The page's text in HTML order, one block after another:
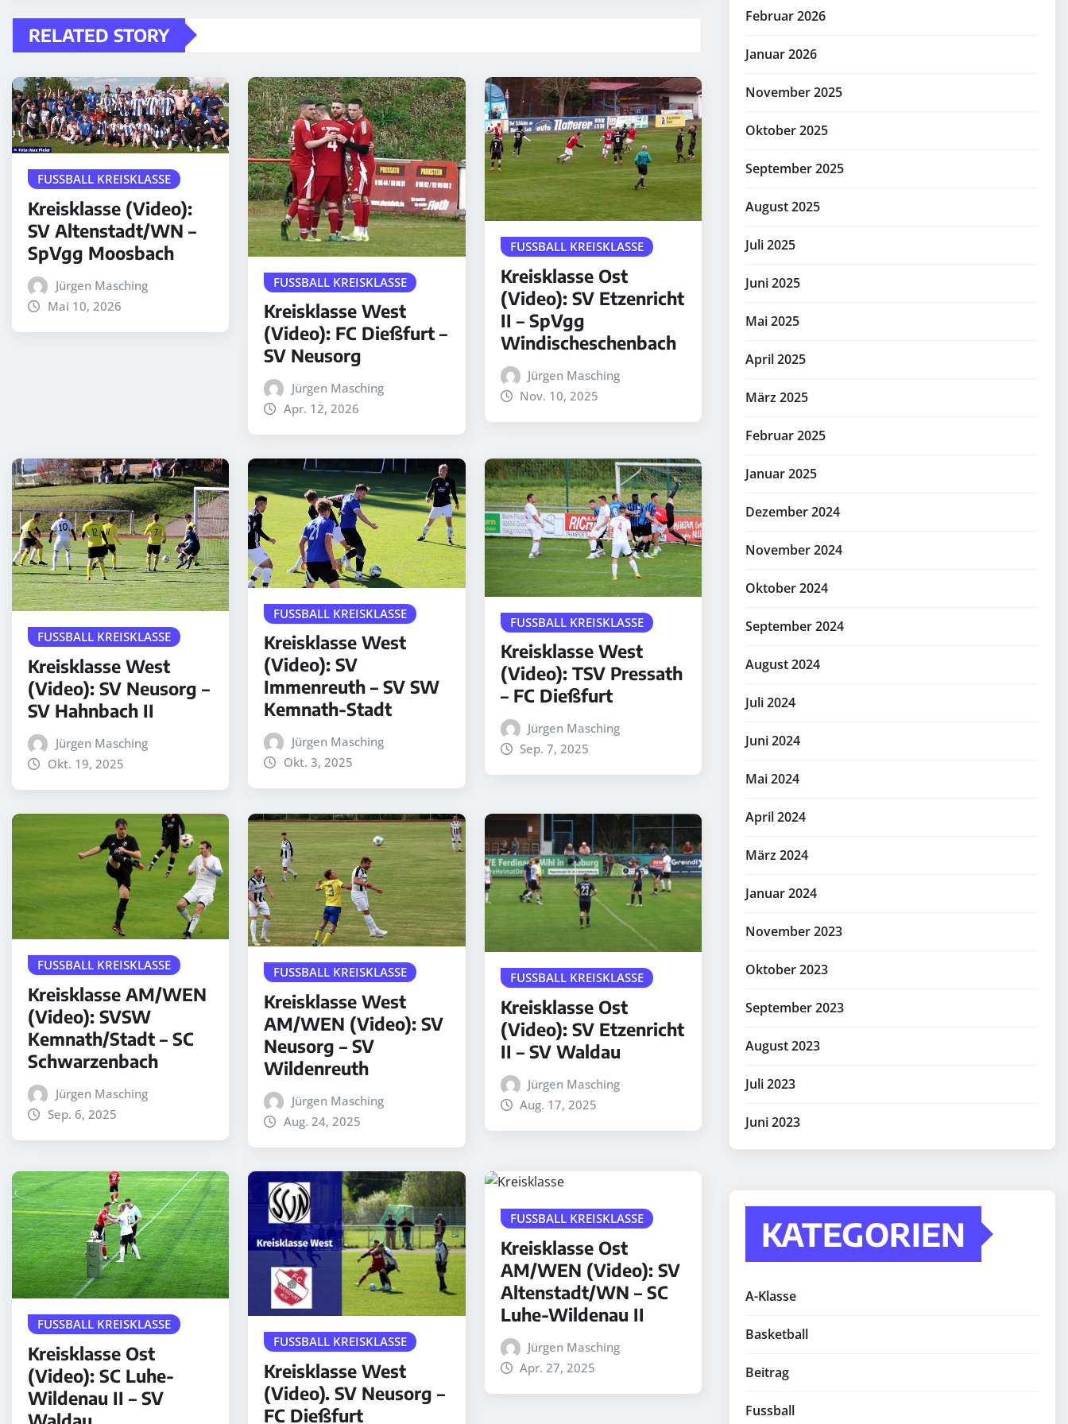
RELATED STORY
FUSSBALL KREISKLASSE
Kreisklasse (Video):
SV Altenstadt/WN –
SpVgg Moosbach
Jürgen Masching
Mai 10, 2026
FUSSBALL KREISKLASSE
Kreisklasse West
(Video): FC Dießfurt –
SV Neusorg
Jürgen Masching
Apr. 12, 2026
FUSSBALL KREISKLASSE
Kreisklasse Ost
(Video): SV Etzenricht
II – SpVgg
Windischeschenbach
Jürgen Masching
Nov. 10, 2025
FUSSBALL KREISKLASSE
Kreisklasse West
(Video): SV Neusorg –
SV Hahnbach II
Jürgen Masching
Okt. 19, 2025
FUSSBALL KREISKLASSE
Kreisklasse West
(Video): SV
Immenreuth – SV SW
Kemnath-Stadt
Jürgen Masching
Okt. 3, 2025
FUSSBALL KREISKLASSE
Kreisklasse West
(Video): TSV Pressath
– FC Dießfurt
Jürgen Masching
Sep. 7, 2025
FUSSBALL KREISKLASSE
Kreisklasse AM/WEN
(Video): SVSW
Kemnath/Stadt – SC
Schwarzenbach
Jürgen Masching
Sep. 6, 2025
FUSSBALL KREISKLASSE
Kreisklasse West
AM/WEN (Video): SV
Neusorg – SV
Wildenreuth
Jürgen Masching
Aug. 24, 2025
FUSSBALL KREISKLASSE
Kreisklasse Ost
(Video): SV Etzenricht
II – SV Waldau
Jürgen Masching
Aug. 17, 2025
FUSSBALL KREISKLASSE
Kreisklasse Ost
(Video): SC Luhe-
Wildenau II – SV
FUSSBALL KREISKLASSE
Kreisklasse West
(Video). SV Neusorg –
FC Dießfurt
FUSSBALL KREISKLASSE
Kreisklasse Ost
AM/WEN (Video): SV
Altenstadt/WN – SC
Luhe-Wildenau II
Jürgen Masching
Apr. 27, 2025
Februar 2026
Januar 2026
November 2025
Oktober 2025
September 2025
August 2025
Juli 2025
Juni 2025
Mai 2025
April 2025
März 2025
Februar 2025
Januar 2025
Dezember 2024
November 2024
Oktober 2024
September 2024
August 2024
Juli 2024
Juni 2024
Mai 2024
April 2024
März 2024
Januar 2024
November 2023
Oktober 2023
September 2023
August 2023
Juli 2023
Juni 2023
KATEGORIEN
A-Klasse
Basketball
Beitrag
Fussball